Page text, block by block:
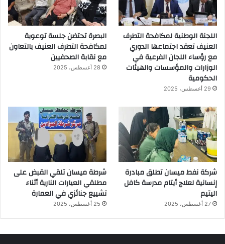
اللجنة الوطنية لمكافحة التطرف
العنيف تعقد اجتماعها الدوري
مع رؤساء اللجان الفرعية في
الوزارات والمؤسسات والهيئات
الحكومية
29 أغسطس، 2025
البصرة تحتضن جلسة توعوية
لمكافحة التطرف العنيف بالتعاون
مع نقابة الصحفيين
28 أغسطس، 2025
شركة نفط ميسان تطلق مبادرة
إنسانية لعلاج أيتام مدرسة كافل
اليتيم
27 أغسطس، 2025
شرطة ميسان تلقي القبض على
مطلقي العيارات النارية أثناء
تشييع جنائزي في العمارة
25 أغسطس، 2025